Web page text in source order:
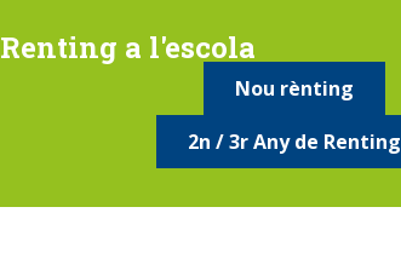
Renting a l'escola
Nou rènting
2n / 3r Any de Renting